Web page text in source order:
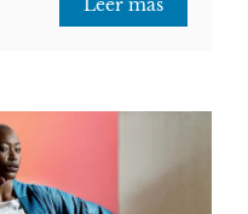
Leer más